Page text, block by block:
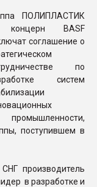
ПОЛИПЛАСТИК
BASF
соглашение о
по
систем
поступившем в
производитель
в разработке и